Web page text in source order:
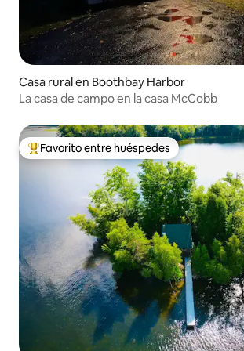
Casa rural en Boothbay Harbor
La casa de campo en la casa McCobb
Favorito entre los huéspedes más
Favorito entre huéspedes